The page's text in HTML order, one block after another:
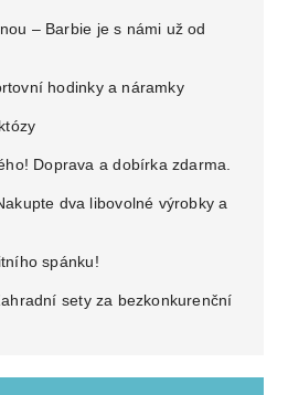
– Barbie je s námi už od
hodinky a náramky
Doprava a dobírka zdarma.
dva libovolné výrobky a
spánku!
sety za bezkonkurenční